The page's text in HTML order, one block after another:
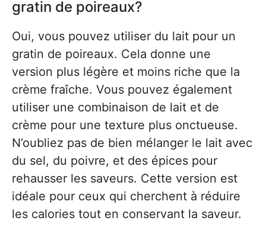
gratin de poireaux?
Oui, vous pouvez utiliser du lait pour un
gratin de poireaux. Cela donne une
version plus légère et moins riche que la
crème fraîche. Vous pouvez également
utiliser une combinaison de lait et de
crème pour une texture plus onctueuse.
N’oubliez pas de bien mélanger le lait avec
du sel, du poivre, et des épices pour
rehausser les saveurs. Cette version est
idéale pour ceux qui cherchent à réduire
les calories tout en conservant la saveur.